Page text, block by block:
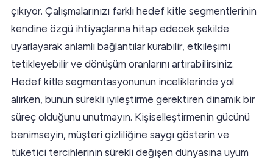
çıkıyor. Çalışmalarınızı farklı hedef kitle segmentlerinin
kendine özgü ihtiyaçlarına hitap edecek şekilde
uyarlayarak anlamlı bağlantılar kurabilir, etkileşimi
tetikleyebilir ve dönüşüm oranlarını artırabilirsiniz.
Hedef kitle segmentasyonunun inceliklerinde yol
alırken, bunun sürekli iyileştirme gerektiren dinamik bir
süreç olduğunu unutmayın. Kişiselleştirmenin gücünü
benimseyin, müşteri gizliliğine saygı gösterin ve
tüketici tercihlerinin sürekli değişen dünyasına uyum